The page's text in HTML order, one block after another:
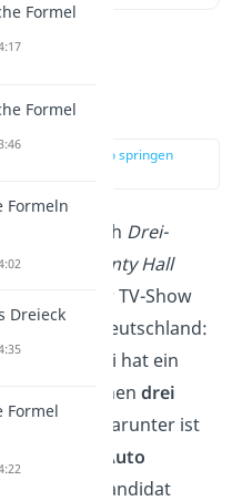
zur Stelle im Video springen
(auch Drei-
Monty Hall
aus der TV-Show
a deal“(in Deutschland:
). Dabei hat ein
Wahl zwischen drei
Türen
. Darunter ist
Auto
kann der Kandidat
Formel
Formel
Formeln
Dreieck
Formel